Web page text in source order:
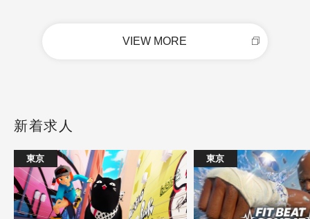
VIEW MORE
新着求人
東京 東京